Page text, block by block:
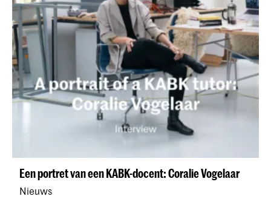
Een portret van een KABK-docent: Coralie Vogelaar
Nieuws